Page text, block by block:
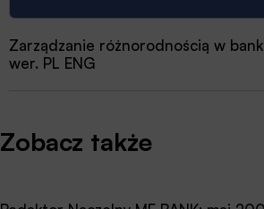
Zarządzanie różnorodnością w
wer. PL ENG
Zobacz także